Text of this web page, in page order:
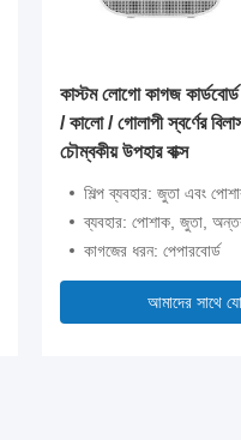
কাস্টম লোগো কাগজ
/ কালো / গোলাপী স্বর্ণের
চৌম্বকীয় উপহার বাক্স
শিল্প ব্যবহার: জুতা এবং
ব্যবহার: পোশাক, জুতা,
কাগজের ধরন: পেপারবোর্ড
আমাদের সাথে